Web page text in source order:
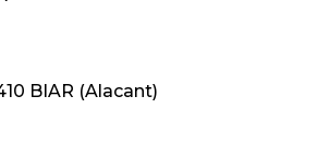
BIAR (Alacant)